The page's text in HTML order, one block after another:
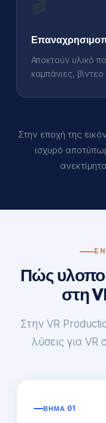
Αποκτούν υλικό
καμπάνιες,
Στην εποχή της
ισχυρό
Πώς
στη
Στην VR
λύσεις για VR
ΒΗΜΑ 01